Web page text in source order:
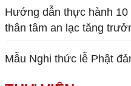
Hướng dẫn thực hành
thân tâm an lạc tăng
Mẫu Nghi thức lễ Phật